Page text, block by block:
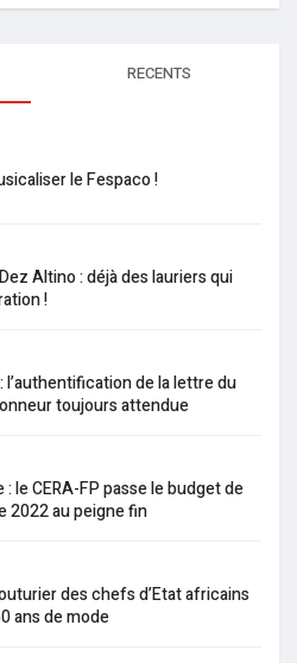
RECENTS
le Fespaco !
Altino : déjà des lauriers qui
!
l’authentification de la lettre du
toujours attendue
le CERA-FP passe le budget de
2022 au peigne fin
des chefs d’Etat africains
ans de mode